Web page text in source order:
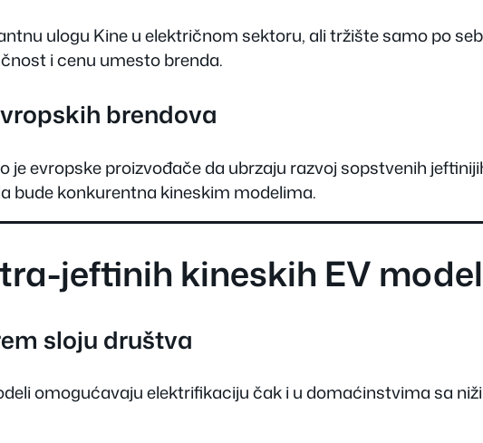
ulogu Kine u električnom sektoru, ali tržište samo po
i cenu umesto brenda.
brendova
je evropske proizvođače da ubrzaju razvoj sopstvenih
bude konkurentna kineskim modelima.
jeftinih kineskih EV
sloju društva
omogućavaju elektrifikaciju čak i u domaćinstvima sa